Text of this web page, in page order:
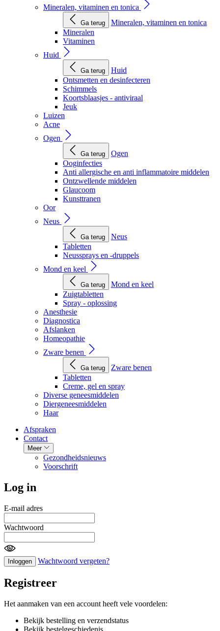
Mineralen, vitaminen en tonica
Ga terug
Mineralen, vitaminen en tonica
Mineralen
Vitaminen
Huid
Ga terug
Huid
Ontsmetten en desinfecteren
Schimmels
Koortsblaasjes - antiviraal
Jeuk
Luizen
Acne
Ogen
Ga terug
Ogen
Ooginfecties
Anti allergische en anti inflammatoire middelen
Ontzwellende middelen
Glaucoom
Kunsttranen
Oor
Neus
Ga terug
Neus
Tabletten
Neussprays en -druppels
Mond en keel
Ga terug
Mond en keel
Zuigtabletten
Spray - oplossing
Anesthesie
Diagnostica
Afslanken
Homeopathie
Zware benen
Ga terug
Zware benen
Tabletten
Creme, gel en spray
Diverse geneesmiddelen
Diergeneesmiddelen
Haar
Afspraken
Contact
Meer
Gezondheidsnieuws
Voorschrift
Log in
E-mail adres
Wachtwoord
Inloggen Wachtwoord vergeten?
Registreer
Het aanmaken van een account heeft vele voordelen:
Bekijk bestelling en verzendstatus
Bekijk bestelgeschiedenis